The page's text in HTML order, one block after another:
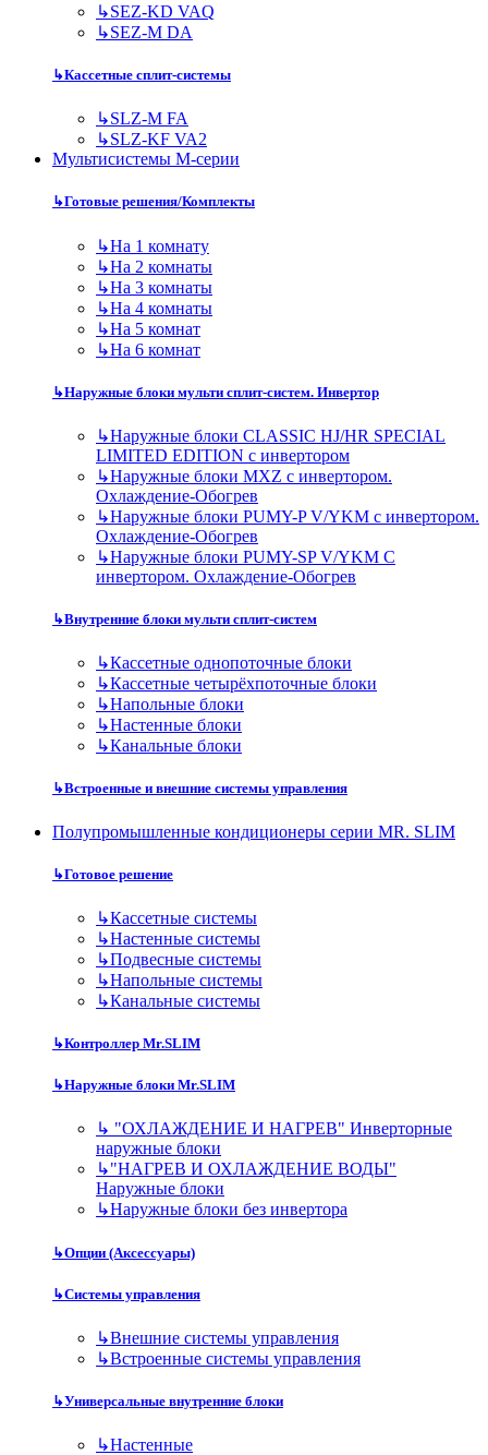
↳SEZ-KD VAQ
↳SEZ-M DA
↳Кассетные сплит-системы
↳SLZ-M FA
↳SLZ-KF VA2
Мультисистемы M-серии
↳Готовые решения/Комплекты
↳На 1 комнату
↳На 2 комнаты
↳На 3 комнаты
↳На 4 комнаты
↳На 5 комнат
↳На 6 комнат
↳Наружные блоки мульти сплит-систем. Инвертор
↳Наружные блоки CLASSIC HJ/HR SPECIAL
LIMITED EDITION с инвертором
↳Наружные блоки MXZ с инвертором.
Охлаждение-Обогрев
↳Наружные блоки PUMY-P V/YKM с инвертором.
Охлаждение-Обогрев
↳Наружные блоки PUMY-SP V/YKM С
инвертором. Охлаждение-Обогрев
↳Внутренние блоки мульти сплит-систем
↳Кассетные однопоточные блоки
↳Кассетные четырёхпоточные блоки
↳Напольные блоки
↳Настенные блоки
↳Канальные блоки
↳Встроенные и внешние системы управления
Полупромышленные кондиционеры серии MR. SLIM
↳Готовое решение
↳Кассетные системы
↳Настенные системы
↳Подвесные системы
↳Напольные системы
↳Канальные системы
↳Контроллер Mr.SLIM
↳Наружные блоки Mr.SLIM
↳ "ОХЛАЖДЕНИЕ И НАГРЕВ" Инверторные
наружные блоки
↳"НАГРЕВ И ОХЛАЖДЕНИЕ ВОДЫ"
Наружные блоки
↳Наружные блоки без инвертора
↳Опции (Аксессуары)
↳Системы управления
↳Внешние системы управления
↳Встроенные системы управления
↳Универсальные внутренние блоки
↳Настенные